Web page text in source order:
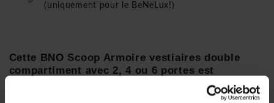
(uniquement pour le BeNeLux!)
Cette BNO Scoop Armoire vestiaires double
compartiment avec 2, 4 ou 6 portes est